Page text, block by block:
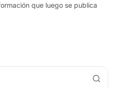
que luego se publica